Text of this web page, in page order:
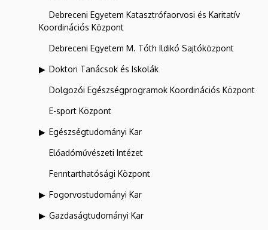
Debreceni Egyetem Katasztrófaorvosi és Karitatív
Koordinációs Központ
Debreceni Egyetem M. Tóth Ildikó Sajtóközpont
Doktori Tanácsok és Iskolák
Dolgozói Egészségprogramok Koordinációs Központ
E-sport Központ
Egészségtudományi Kar
Előadóművészeti Intézet
Fenntarthatósági Központ
Fogorvostudományi Kar
Gazdaságtudományi Kar